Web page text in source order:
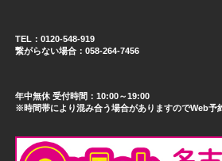
TEL：0120-548-919
繋がらない場合：058-264-7456
年中無休 受付時間：10:00～19:00
※時間帯により混み合う場合がありますのでWeb予